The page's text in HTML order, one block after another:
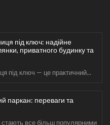
під ключ: надійне
приватного будинку та
під ключ — це практичний...
паркан: переваги та
стають все більш популярними